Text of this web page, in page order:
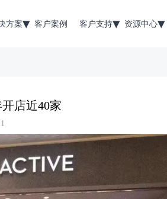
方案 客户案例 客户支持 资源中心
店近40家